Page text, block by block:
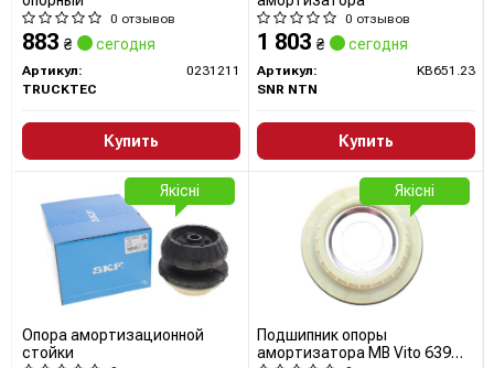
0 отзывов
883 ₴ сегодня
Артикул:
0231211
TRUCKTEC
Купить
0 отзывов
1 803 ₴ сегодня
Артикул:
KB651.23
SNR NTN
Купить
Опора амортизационной
стойки
Якісні
Подшипник опоры
амортизатора MB Vito 639
Якісні